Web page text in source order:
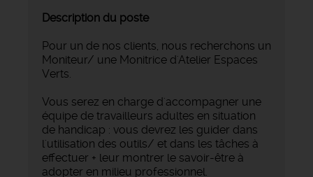
Description du poste
Pour un de nos clients, nous recherchons un
Moniteur/ une Monitrice d'Atelier Espaces
Verts.
Vous serez en charge d'accompagner une
équipe de travailleurs adultes en situation
de handicap : vous devrez les guider dans
l'utilisation des outils/ et dans les tâches à
effectuer + leur montrer le savoir-être à
adopter en milieu professionnel.